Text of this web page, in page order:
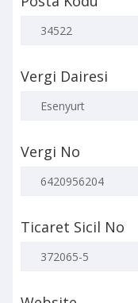
34522
Vergi Dairesi
Esenyurt
Vergi No
6420956204
Ticaret Sicil No
372065-5